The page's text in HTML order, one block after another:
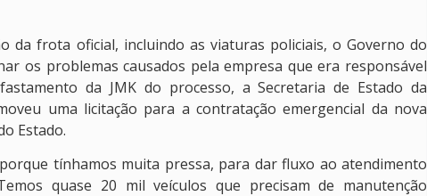
da frota oficial, incluindo as viaturas policiais, o Governo do
os problemas causados pela empresa que era responsável
da JMK do processo, a Secretaria de Estado da
uma licitação para a contratação emergencial da nova
Estado.
tínhamos muita pressa, para dar fluxo ao atendimento
quase 20 mil veículos que precisam de manutenção